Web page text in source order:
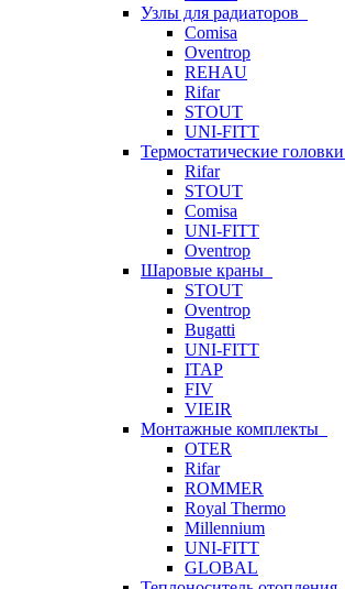
Узлы для радиаторов
Comisa
Oventrop
REHAU
Rifar
STOUT
UNI-FITT
Термостатические головки
Rifar
STOUT
Comisa
UNI-FITT
Oventrop
Шаровые краны
STOUT
Oventrop
Bugatti
UNI-FITT
ITAP
FIV
VIEIR
Монтажные комплекты
OTER
Rifar
ROMMER
Royal Thermo
Millennium
UNI-FITT
GLOBAL